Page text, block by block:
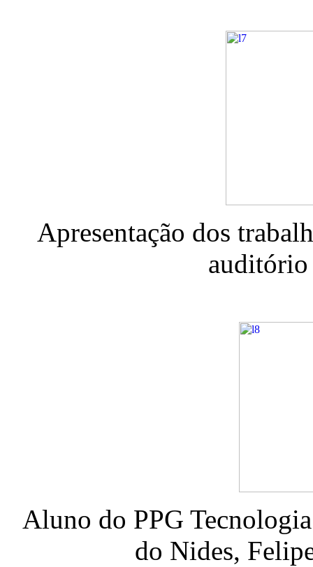
Apresentação dos
auditório
Aluno do PPG
do Nides,